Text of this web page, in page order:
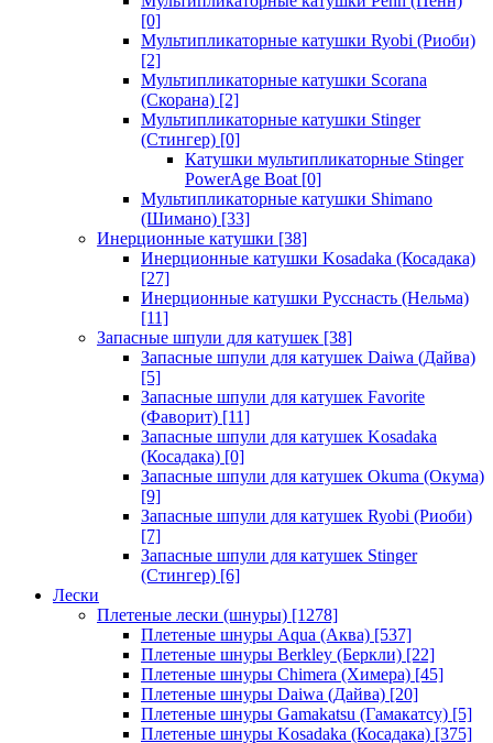
[0]
Мультипликаторные катушки Ryobi (Риоби)
[2]
Мультипликаторные катушки Scorana
(Скорана) [2]
Мультипликаторные катушки Stinger
(Стингер) [0]
Катушки мультипликаторные Stinger
PowerAge Boat [0]
Мультипликаторные катушки Shimano
(Шимано) [33]
Инерционные катушки [38]
Инерционные катушки Kosadaka (Косадака)
[27]
Инерционные катушки Русснасть (Нельма)
[11]
Запасные шпули для катушек [38]
Запасные шпули для катушек Daiwa (Дайва)
[5]
Запасные шпули для катушек Favorite
(Фаворит) [11]
Запасные шпули для катушек Kosadaka
(Косадака) [0]
Запасные шпули для катушек Okuma (Окума)
[9]
Запасные шпули для катушек Ryobi (Риоби)
[7]
Запасные шпули для катушек Stinger
(Стингер) [6]
Лески
Плетеные лески (шнуры) [1278]
Плетеные шнуры Aqua (Аква) [537]
Плетеные шнуры Berkley (Беркли) [22]
Плетеные шнуры Chimera (Химера) [45]
Плетеные шнуры Daiwa (Дайва) [20]
Плетеные шнуры Gamakatsu (Гамакатсу) [5]
Плетеные шнуры Kosadaka (Косадака) [375]